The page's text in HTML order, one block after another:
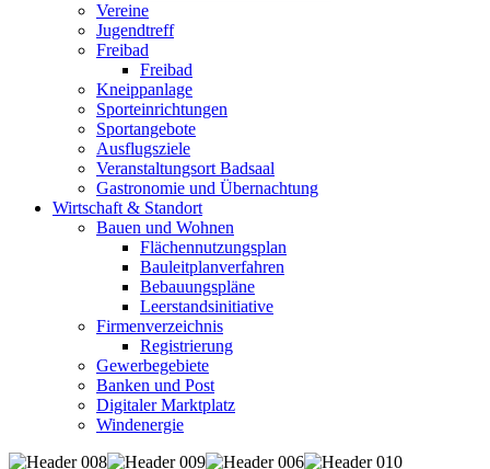
Vereine
Jugendtreff
Freibad
Freibad
Kneippanlage
Sporteinrichtungen
Sportangebote
Ausflugsziele
Veranstaltungsort Badsaal
Gastronomie und Übernachtung
Wirtschaft & Standort
Bauen und Wohnen
Flächennutzungsplan
Bauleitplanverfahren
Bebauungspläne
Leerstandsinitiative
Firmenverzeichnis
Registrierung
Gewerbegebiete
Banken und Post
Digitaler Marktplatz
Windenergie